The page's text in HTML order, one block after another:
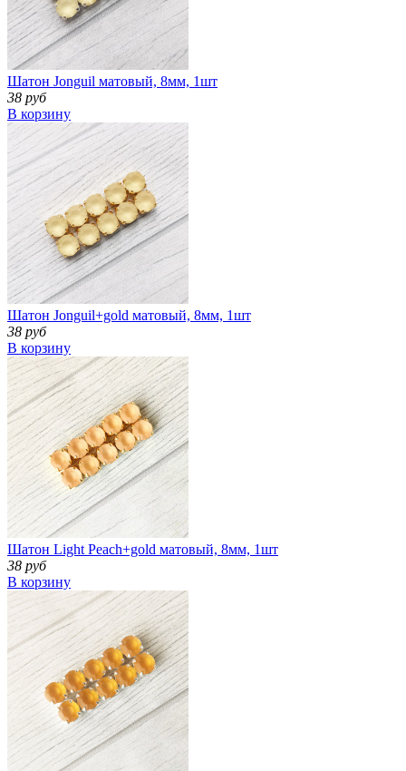
Шатон Jonguil матовый, 8мм, 1шт
38 руб
В корзину
Шатон Jonguil+gold матовый, 8мм, 1шт
38 руб
В корзину
Шатон Light Peach+gold матовый, 8мм, 1шт
38 руб
В корзину